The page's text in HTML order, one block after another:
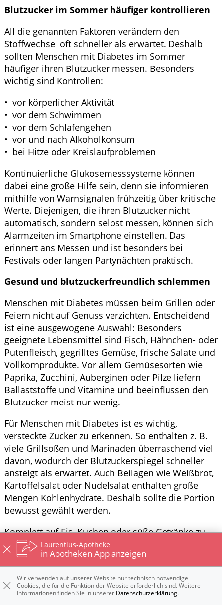
Blutzucker im Sommer häufiger kontrollieren
All die genannten Faktoren verändern den
Stoffwechsel oft schneller als erwartet. Deshalb
sollten Menschen mit Diabetes im Sommer
häufiger ihren Blutzucker messen. Besonders
wichtig sind Kontrollen:
vor körperlicher Aktivität
vor dem Schwimmen
vor dem Schlafengehen
vor und nach Alkoholkonsum
bei Hitze oder Kreislaufproblemen
Kontinuierliche Glukosemesssysteme können
dabei eine große Hilfe sein, denn sie informieren
mithilfe von Warnsignalen frühzeitig über kritische
Werte. Diejenigen, die ihren Blutzucker nicht
automatisch, sondern selbst messen, können sich
Alarmzeiten im Smartphone einstellen. Das
erinnert ans Messen und ist besonders bei
Festivals oder langen Partynächten praktisch.
Gesund und blutzuckerfreundlich schlemmen
Menschen mit Diabetes müssen beim Grillen oder
Feiern nicht auf Genuss verzichten. Entscheidend
ist eine ausgewogene Auswahl: Besonders
geeignete Lebensmittel sind Fisch, Hähnchen- oder
Putenfleisch, gegrilltes Gemüse, frische Salate und
Vollkornprodukte. Vor allem Gemüsesorten wie
Paprika, Zucchini, Auberginen oder Pilze liefern
Ballaststoffe und Vitamine und beeinflussen den
Blutzucker meist nur wenig.
Für Menschen mit Diabetes ist es wichtig,
versteckte Zucker zu erkennen. So enthalten z. B.
viele Grillsoßen und Marinaden überraschend viel
davon, wodurch der Blutzuckerspiegel schneller
ansteigt als erwartet. Auch Beilagen wie Weißbrot,
Kartoffelsalat oder Nudelsalat enthalten große
Mengen Kohlenhydrate. Deshalb sollte die Portion
bewusst gewählt werden.
Komplett auf Eis, Kuchen oder süße Getränke zu
verzichten ist nicht zwingend notwendig.
Entscheidend ist, die Menge im Blick zu behalten
und den Einfluss auf den Blutzucker zu
berücksichtigen. Frisches Obst kann eine gute
Alternative darstellen. Dennoch enthalten auch
Laurentius-Apotheke
in Apotheken App anzeigen
Wir verwenden auf unserer Website nur technisch notwendige
Cookies, die für die Funktion der Website erforderlich sind. Weitere
Informationen finden Sie in unserer Datenschutzerklärung.